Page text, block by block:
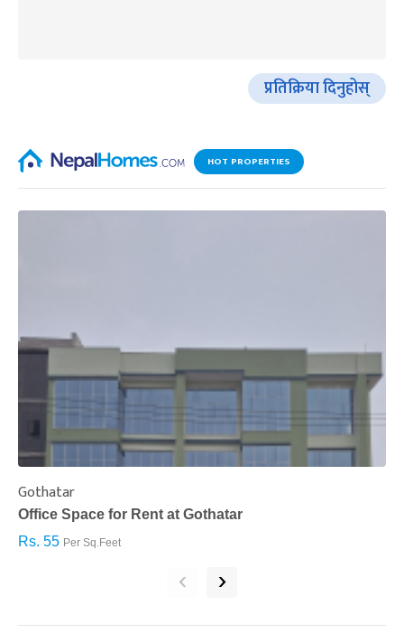
प्रतिक्रिया दिनुहोस्
HOT PROPERTIES
Gothatar
Office Space for Rent at Gothatar
Rs. 55 Per Sq.Feet
‹ ›